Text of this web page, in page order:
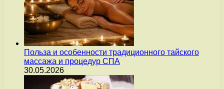
Польза и особенности традиционного тайского
массажа и процедур СПА
30.05.2026